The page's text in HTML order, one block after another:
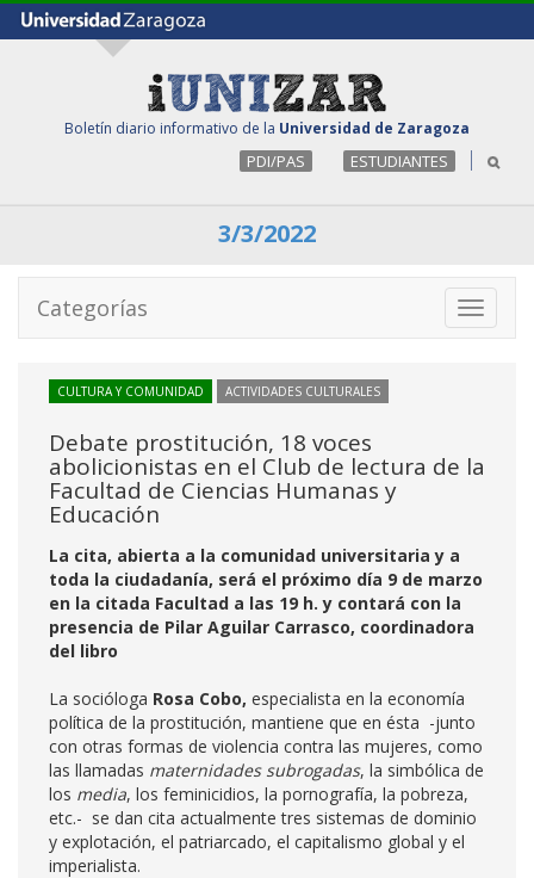
Boletín diario informativo de la Universidad de Zaragoza
PDI/PAS ESTUDIANTES
3/3/2022
Toggle
Categorías
CULTURA Y COMUNIDAD ACTIVIDADES CULTURALES
Debate prostitución, 18 voces
abolicionistas en el Club de lectura de la
Facultad de Ciencias Humanas y
Educación
La cita, abierta a la comunidad universitaria y a
toda la ciudadanía, será el próximo día 9 de marzo
en la citada Facultad a las 19 h. y contará con la
presencia de Pilar Aguilar Carrasco, coordinadora
del libro
La socióloga Rosa Cobo, especialista en la economía
política de la prostitución, mantiene que en ésta -junto
con otras formas de violencia contra las mujeres, como
las llamadas maternidades subrogadas, la simbólica de
los media, los feminicidios, la pornografía, la pobreza,
etc.- se dan cita actualmente tres sistemas de dominio
y explotación, el patriarcado, el capitalismo global y el
imperialista.